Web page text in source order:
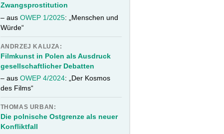
Zwangsprostitution
– aus OWEP 1/2025: „Menschen und
Würde“
ANDRZEJ KALUZA:
Filmkunst in Polen als Ausdruck
gesellschaftlicher Debatten
– aus OWEP 4/2024: „Der Kosmos
des Films“
THOMAS URBAN:
Die polnische Ostgrenze als neuer
Konfliktfall